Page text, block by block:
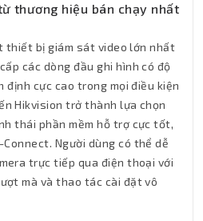
thương hiệu bán chạy nhất
thiết bị giám sát video lớn nhất
các dòng đầu ghi hình có độ
cực cao trong mọi điều kiện
Hikvision trở thành lựa chọn
thái phần mềm hỗ trợ cực tốt,
Người dùng có thể dễ
trực tiếp qua điện thoại với
mà và thao tác cài đặt vô